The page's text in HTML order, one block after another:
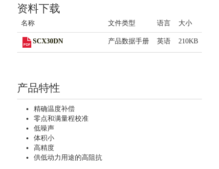
资料下载
名称 文件类型 语言 大小
SCX30DN 产品数据手册 英语 210KB
产品特性
精确温度补偿
零点和满量程校准
低噪声
体积小
高精度
供低动力用途的高阻抗